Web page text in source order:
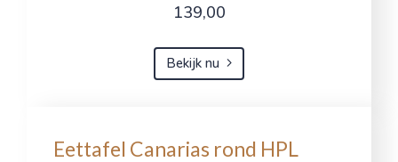
139,00
Bekijk nu
Eettafel Canarias rond HPL